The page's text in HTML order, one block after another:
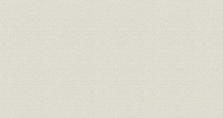
2―銀行の支払準備
3―金融恐慌から学んだもの
第4節 銀行法の制定と県内銀行の合併
1―銀行法の制定と銀行合同の進展
2―県下の銀行大合同の動きと挫折
3―経済恐慌下の県下金融機関